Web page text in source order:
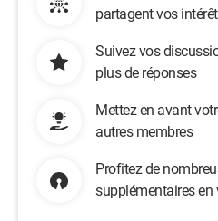
partagent vos
Suivez vos
plus de réponses
Mettez en avant
autres membres
Profitez de
supplémentaires en